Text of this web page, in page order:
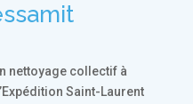
nettoyage collectif à
Saint-Laurent